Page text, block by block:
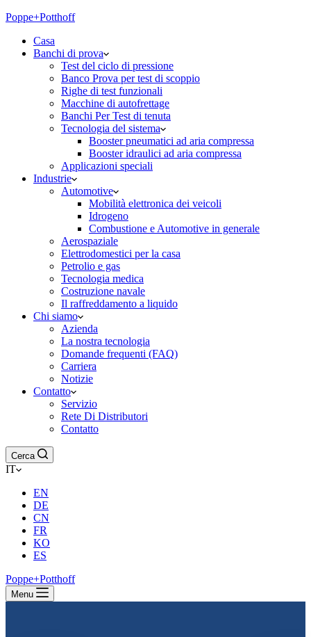
Poppe+Potthoff
Casa
Banchi di prova
Test del ciclo di pressione
Banco Prova per test di scoppio
Righe di test funzionali
Macchine di autofrettage
Banchi Per Test di tenuta
Tecnologia del sistema
Booster pneumatici ad aria compressa
Booster idraulici ad aria compressa
Applicazioni speciali
Industrie
Automotive
Mobilità elettronica dei veicoli
Idrogeno
Combustione e Automotive in generale
Aerospaziale
Elettrodomestici per la casa
Petrolio e gas
Tecnologia medica
Costruzione navale
Il raffreddamento a liquido
Chi siamo
Azienda
La nostra tecnologia
Domande frequenti (FAQ)
Carriera
Notizie
Contatto
Servizio
Rete Di Distributori
Contatto
Cerca
IT
EN
DE
CN
FR
KO
ES
Poppe+Potthoff
Menu